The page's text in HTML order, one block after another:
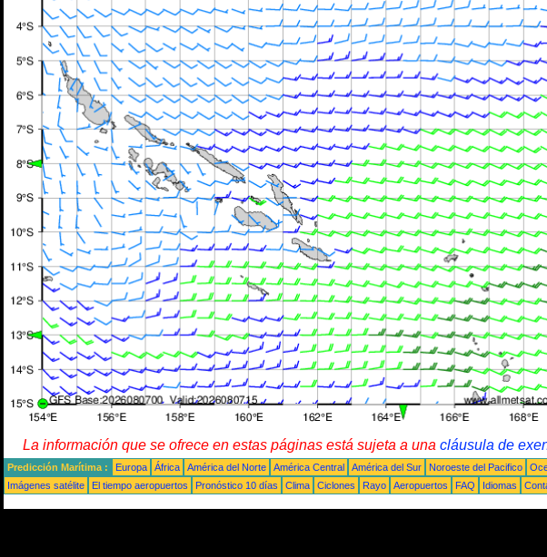
La información que se ofrece en estas páginas está sujeta a una cláusula de
Predicción Marítima : Europa África América del Norte América Central América del Sur Noroeste del Pacifico
Imágenes satélite
El tiempo aeropuertos Pronóstico 10 días Clima Ciclones Rayo Aeropuertos FAQ Idiomas